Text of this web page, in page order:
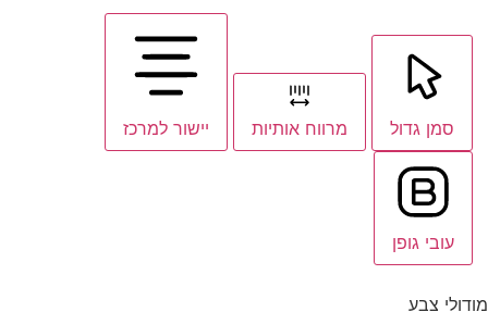
סמן גדול מרווח אותיות יישור למרכז
עובי גופן
מודולי צבע